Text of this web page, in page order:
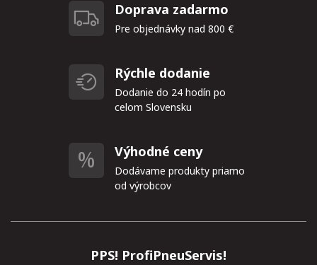
Doprava zadarmo
Pre objednávky nad 800 €
Rýchle dodanie
Dodanie do 24 hodín po
celom Slovensku
Výhodné ceny
Dodávame produkty priamo
od výrobcov
PPS! ProfiPneuServis!